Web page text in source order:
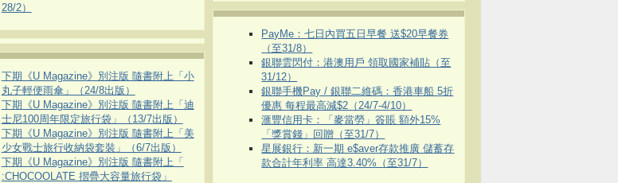
28/2）
下期《U Magazine》別注版 隨書附上「小
丸子輕便雨傘」（24/8出版）
下期《U Magazine》別注版 隨書附上「迪
士尼100周年限定旅行袋」（13/7出版）
下期《U Magazine》別注版 隨書附上「美
少女戰士旅行收納袋套裝」（6/7出版）
下期《U Magazine》別注版 隨書附上「
:CHOCOOLATE 摺疊大容量旅行袋」
PayMe：七日內買五日早餐 送$20早餐券
（至31/8）
銀聯雲閃付：港澳用戶 領取國家補貼（至
31/12）
銀聯手機Pay / 銀聯二維碼：香港車船 5折
優惠 每程最高減$2（24/7-4/10）
滙豐信用卡：「麥當勞」簽賬 額外15%
「獎賞錢」回贈（至31/7）
星展銀行：新一期 e$aver存款推廣 儲蓄存
款合計年利率 高達3.40%（至31/7）